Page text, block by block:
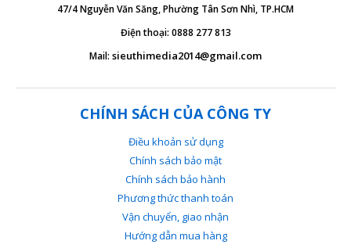
47/4 Nguyễn Văn Săng, Phường Tân Sơn Nhì, TP.HCM
Điện thoại: 0888 277 813
Mail: sieuthimedia2014@gmail.com
CHÍNH SÁCH CỦA CÔNG TY
Điều khoản sử dụng
Chính sách bảo mật
Chính sách bảo hành
Phương thức thanh toán
Vận chuyển, giao nhận
Hướng dẫn mua hàng